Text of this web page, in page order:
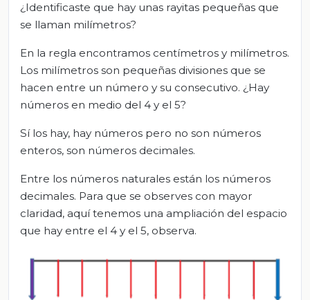
¿Identificaste que hay unas rayitas pequeñas que
se llaman milímetros?
En la regla encontramos centímetros y milímetros.
Los milímetros son pequeñas divisiones que se
hacen entre un número y su consecutivo. ¿Hay
números en medio del 4 y el 5?
Sí los hay, hay números pero no son números
enteros, son números decimales.
Entre los números naturales están los números
decimales. Para que se observes con mayor
claridad, aquí tenemos una ampliación del espacio
que hay entre el 4 y el 5, observa.